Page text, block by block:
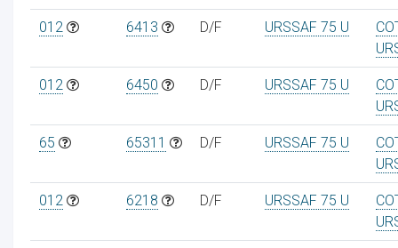
012 6413 D/F URSSAF 75 U
012 6450 D/F URSSAF 75 U
65 65311 D/F URSSAF 75 U
012 6218 D/F URSSAF 75 U